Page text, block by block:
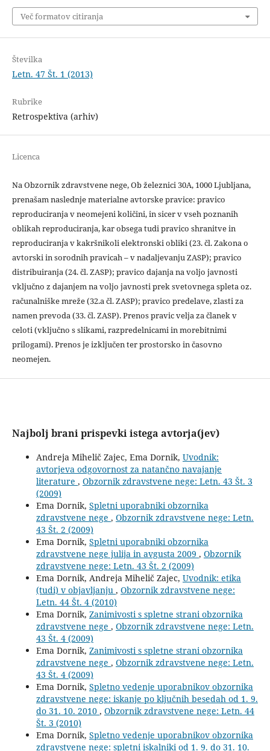
Več formatov citiranja
Številka
Letn. 47 Št. 1 (2013)
Rubrike
Retrospektiva (arhiv)
Licenca
Na Obzornik zdravstvene nege, Ob železnici 30A, 1000 Ljubljana,
prenašam naslednje materialne avtorske pravice: pravico
reproduciranja v neomejeni količini, in sicer v vseh poznanih
oblikah reproduciranja, kar obsega tudi pravico shranitve in
reproduciranja v kakršnikoli elektronski obliki (23. čl. Zakona o
avtorski in sorodnih pravicah – v nadaljevanju ZASP); pravico
distribuiranja (24. čl. ZASP); pravico dajanja na voljo javnosti
vključno z dajanjem na voljo javnosti prek svetovnega spleta oz.
računalniške mreže (32.a čl. ZASP); pravico predelave, zlasti za
namen prevoda (33. čl. ZASP). Prenos pravic velja za članek v
celoti (vključno s slikami, razpredelnicami in morebitnimi
prilogami). Prenos je izključen ter prostorsko in časovno
neomejen.
Najbolj brani prispevki istega avtorja(jev)
Andreja Mihelič Zajec, Ema Dornik, Uvodnik:
avtorjeva odgovornost za natančno navajanje
literature , Obzornik zdravstvene nege: Letn. 43 Št. 3
(2009)
Ema Dornik, Spletni uporabniki obzornika
zdravstvene nege , Obzornik zdravstvene nege: Letn.
43 Št. 2 (2009)
Ema Dornik, Spletni uporabniki obzornika
zdravstvene nege julija in avgusta 2009 , Obzornik
zdravstvene nege: Letn. 43 Št. 2 (2009)
Ema Dornik, Andreja Mihelič Zajec, Uvodnik: etika
(tudi) v objavljanju , Obzornik zdravstvene nege:
Letn. 44 Št. 4 (2010)
Ema Dornik, Zanimivosti s spletne strani obzornika
zdravstvene nege , Obzornik zdravstvene nege: Letn.
43 Št. 4 (2009)
Ema Dornik, Zanimivosti s spletne strani obzornika
zdravstvene nege , Obzornik zdravstvene nege: Letn.
43 Št. 4 (2009)
Ema Dornik, Spletno vedenje uporabnikov obzornika
zdravstvene nege: iskanje po ključnih besedah od 1. 9.
do 31. 10. 2010 , Obzornik zdravstvene nege: Letn. 44
Št. 3 (2010)
Ema Dornik, Spletno vedenje uporabnikov obzornika
zdravstvene nege: spletni iskalniki od 1. 9. do 31. 10.